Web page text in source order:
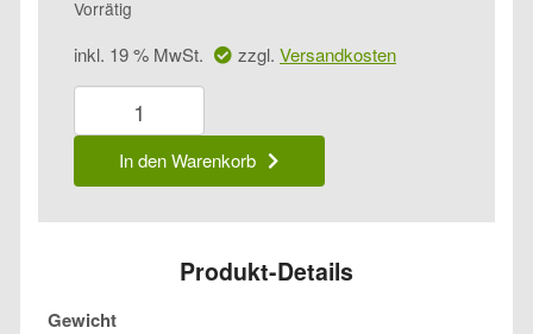
Vorrätig
inkl. 19 % MwSt. zzgl. Versandkosten
Preston
Bayonets
Menge
In den Warenkorb
Produkt-Details
Gewicht